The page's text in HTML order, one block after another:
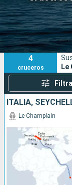
Fecha de salida
Puertos
4
cruceros
Le
Le Champlain